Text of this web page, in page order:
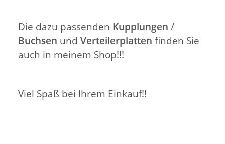
Die dazu passenden Kupplungen /
Buchsen und Verteilerplatten finden Sie
auch in meinem Shop!!!
Viel Spaß bei Ihrem Einkauf!!